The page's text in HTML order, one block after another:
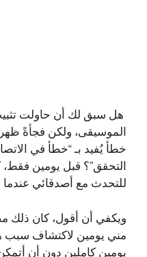
هل سبق لك أن حاولت
للتحدث مع أصدقائي
ويكفي أن أقول، كان ذلك
مني يومين لاكتشاف سبب
يومين كاملين دون أن